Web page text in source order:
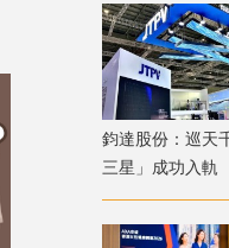
鈞達股份：巡天
三星」成功入軌